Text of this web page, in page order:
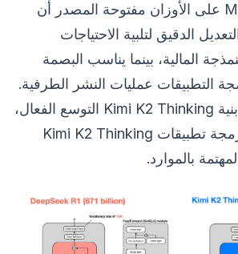
تركيز Moonshot AI على الأوزان مفتوحة المصدر أن
الدقيق لتلبية الاحتياجات
المالية، بينما يناسب البصمة
التطبيقات عمليات النشر الطرفية.
بشكل عام، تجسد بنية Kimi K2 Thinking التوسع الفعال،
مما يجعل واجهة برمجة تطبيقات Kimi K2 Thinking
بالموارد.